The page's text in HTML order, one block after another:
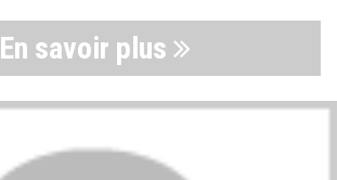
En savoir plus